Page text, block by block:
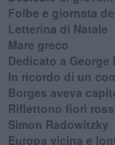
​Foibe e giornata
Letterina di Natale
Mare greco
​Dedicato a George
​In ricordo di un
Borges aveva
Riflettono fiori
Simon Radowitzky
Europa vicina e